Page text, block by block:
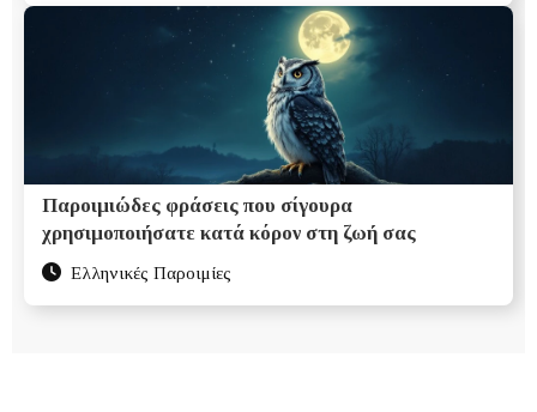
Παροιμιώδες φράσεις που σίγουρα
χρησιμοποιήσατε κατά κόρον στη ζωή σας
Ελληνικές Παροιμίες